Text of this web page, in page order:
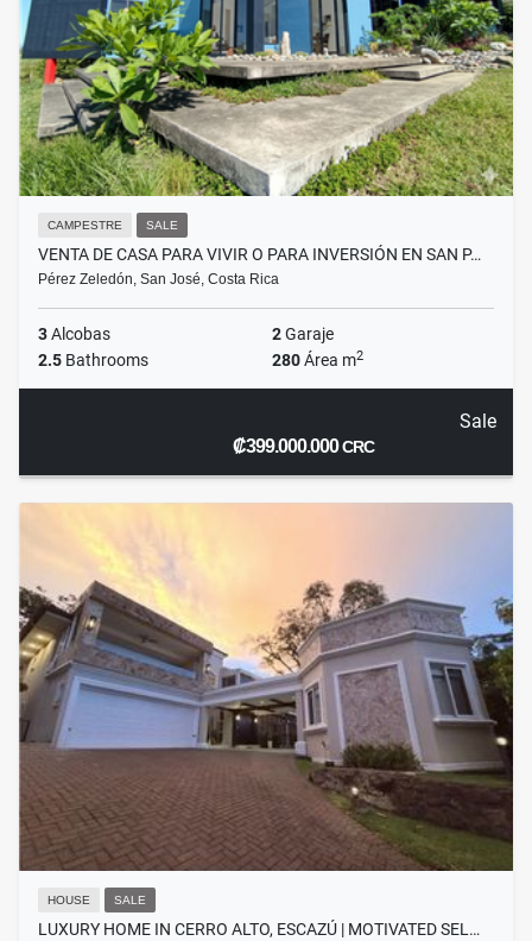
CAMPESTRE SALE
VENTA DE CASA PARA VIVIR O PARA INVERSIÓN EN SAN P…
Pérez Zeledón, San José, Costa Rica
3Alcobas 2Garaje
2.5 Bathrooms 280Área m2
Sale
₡399.000.000CRC
HOUSE SALE
LUXURY HOME IN CERRO ALTO, ESCAZÚ | MOTIVATED SEL…